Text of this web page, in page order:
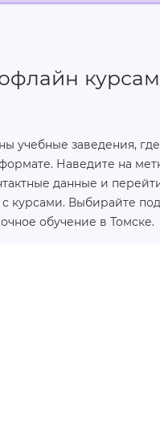
учебные заведения,
Наведите на
данные и
курсами. Выбирайте
обучение в Томске.